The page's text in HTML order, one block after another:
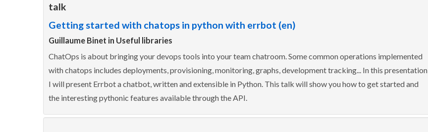
talk
Getting started with chatops in python with errbot (en)
Guillaume Binet in Useful libraries
ChatOps is about bringing your devops tools into your team chatroom. Some common operations implemented
with chatops includes deployments, provisioning, monitoring, graphs, development tracking... In this presentation
I will present Errbot a chatbot, written and extensible in Python. This talk will show you how to get started and
the interesting pythonic features available through the API.